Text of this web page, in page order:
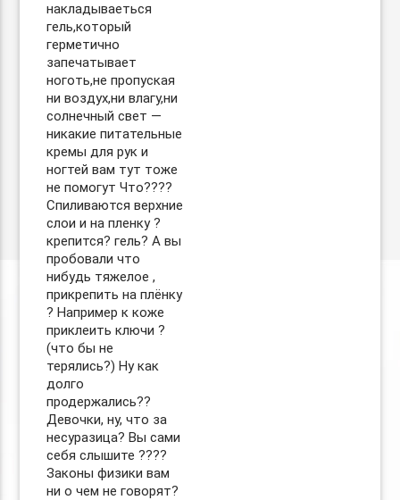
накладываеться
гель,который
герметично
запечатывает
ноготь,не пропуская
ни воздух,ни влагу,ни
солнечный свет —
никакие питательные
кремы для рук и
ногтей вам тут тоже
не помогут Что????
Спиливаются верхние
слои и на пленку ?
крепится? гель? А вы
пробовали что
нибудь тяжелое ,
прикрепить на плёнку
? Например к коже
приклеить ключи ?
(что бы не
терялись?) Ну как
долго
продержались??
Девочки, ну, что за
несуразица? Вы сами
себя слышите ????
Законы физики вам
ни о чем не говорят?